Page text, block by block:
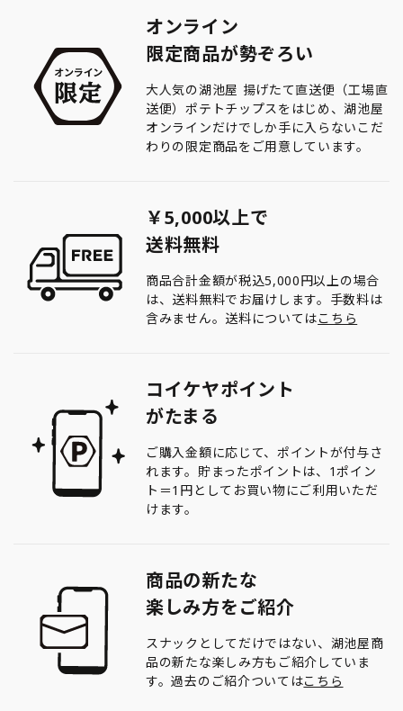
オンライン
限定商品が勢ぞろい
大人気の湖池屋 揚げたて直送便（工場直
送便）ポテトチップスをはじめ、湖池屋
オンラインだけでしか手に入らないこだ
わりの限定商品をご用意しています。
￥5,000以上で
送料無料
商品合計金額が税込5,000円以上の場合
は、送料無料でお届けします。手数料は
含みません。送料についてはこちら
コイケヤポイント
がたまる
ご購入金額に応じて、ポイントが付与さ
れます。貯まったポイントは、1ポイン
ト＝1円としてお買い物にご利用いただ
けます。
商品の新たな
楽しみ方をご紹介
スナックとしてだけではない、湖池屋商
品の新たな楽しみ方もご紹介していま
す。過去のご紹介ついてはこちら